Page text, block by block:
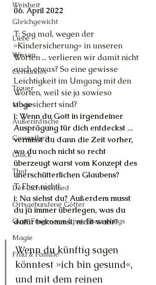
Weisheit
Gleichgewicht
Liebe
Wissen
Cernunnos
Trauer
Magie
Außerirdische
Gesundheit
Glück
Thot
Der Lichtschmied
Ortsgebundene Götter
Gast-Fragen von Live-Channelings
Magie
Frau & Familie
06. April 2022
T: Sag mal, wegen der
»Kindersicherung« in unseren
Worten ... verlieren wir damit nicht
auch etwas? So eine gewisse
Leichtigkeit im Umgang mit den
Worten, weil sie ja sowieso
abgesichert sind?
i: Wenn du Gott in irgendeiner
Ausprägung für dich entdeckst ...
vermisst du dann die Zeit vorher,
wo du noch nicht so recht
überzeugt warst vom Konzept des
unerschütterlichen Glaubens?
T: Eher nicht!
i: Na siehst du? Außerdem musst
du ja immer überlegen, was du
dafür bekommst, nicht wahr?
Wenn du künftig sagen
könntest »ich bin gesund«,
und mit dem reinen